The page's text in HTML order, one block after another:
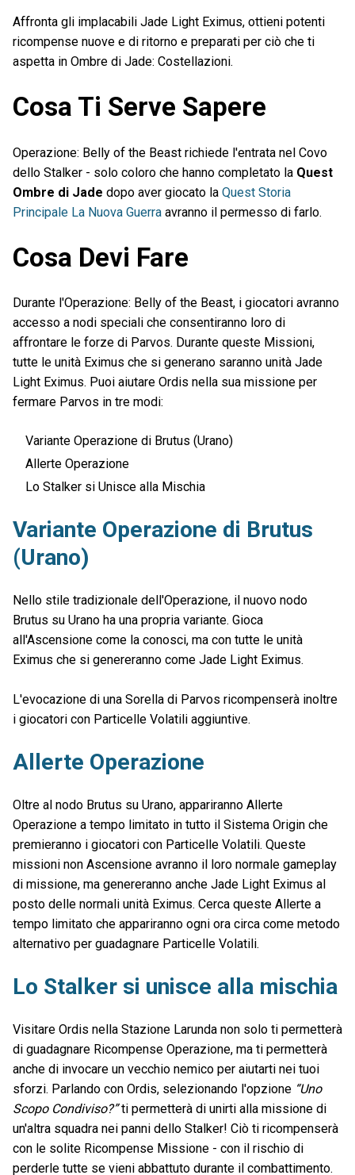
Affronta gli implacabili Jade Light Eximus, ottieni potenti
ricompense nuove e di ritorno e preparati per ciò che ti
aspetta in Ombre di Jade: Costellazioni.
Cosa Ti Serve Sapere
Operazione: Belly of the Beast richiede l'entrata nel Covo
dello Stalker - solo coloro che hanno completato la Quest
Ombre di Jade dopo aver giocato la Quest Storia
Principale La Nuova Guerra avranno il permesso di farlo.
Cosa Devi Fare
Durante l'Operazione: Belly of the Beast, i giocatori avranno
accesso a nodi speciali che consentiranno loro di
affrontare le forze di Parvos. Durante queste Missioni,
tutte le unità Eximus che si generano saranno unità Jade
Light Eximus. Puoi aiutare Ordis nella sua missione per
fermare Parvos in tre modi:
Variante Operazione di Brutus (Urano)
Allerte Operazione
Lo Stalker si Unisce alla Mischia
Variante Operazione di Brutus
(Urano)
Nello stile tradizionale dell'Operazione, il nuovo nodo
Brutus su Urano ha una propria variante. Gioca
all'Ascensione come la conosci, ma con tutte le unità
Eximus che si genereranno come Jade Light Eximus.
L'evocazione di una Sorella di Parvos ricompenserà inoltre
i giocatori con Particelle Volatili aggiuntive.
Allerte Operazione
Oltre al nodo Brutus su Urano, appariranno Allerte
Operazione a tempo limitato in tutto il Sistema Origin che
premieranno i giocatori con Particelle Volatili. Queste
missioni non Ascensione avranno il loro normale gameplay
di missione, ma genereranno anche Jade Light Eximus al
posto delle normali unità Eximus. Cerca queste Allerte a
tempo limitato che appariranno ogni ora circa come metodo
alternativo per guadagnare Particelle Volatili.
Lo Stalker si unisce alla mischia
Visitare Ordis nella Stazione Larunda non solo ti permetterà
di guadagnare Ricompense Operazione, ma ti permetterà
anche di invocare un vecchio nemico per aiutarti nei tuoi
sforzi. Parlando con Ordis, selezionando l'opzione “Uno
Scopo Condiviso?”ti permetterà di unirti alla missione di
un'altra squadra nei panni dello Stalker! Ciò ti ricompenserà
con le solite Ricompense Missione - con il rischio di
perderle tutte se vieni abbattuto durante il combattimento.